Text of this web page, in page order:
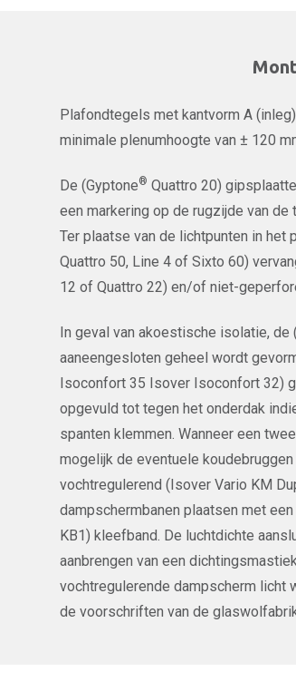
Plafondtegels met kantvorm A
minimale plenumhoogte van ± 120
De (Gyptone® Quattro 20)
een markering op de rugzijde van de
Ter plaatse van de lichtpunten in het
Quattro 50, Line 4 of Sixto 60)
12 of Quattro 22) en/of niet-
In geval van akoestische isolatie, de
aaneengesloten geheel wordt
Isoconfort 35 Isover Isoconfort 32)
opgevuld tot tegen het onderdak
spanten klemmen. Wanneer een
mogelijk de eventuele
vochtregulerend (Isover Vario KM
dampschermbanen plaatsen met
KB1) kleefband. De luchtdichte
aanbrengen van een
vochtregulerende dampscherm licht
de voorschriften van de